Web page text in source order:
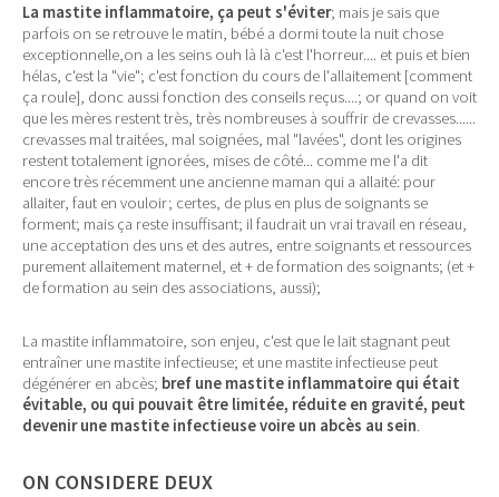
La mastite inflammatoire, ça peut s'éviter; mais je sais que
parfois on se retrouve le matin, bébé a dormi toute la nuit chose
exceptionnelle,on a les seins ouh là là c'est l'horreur.... et puis et bien
hélas, c'est la "vie"; c'est fonction du cours de l'allaitement [comment
ça roule], donc aussi fonction des conseils reçus....; or quand on voit
que les mères restent très, très nombreuses à souffrir de crevasses......
crevasses mal traitées, mal soignées, mal "lavées", dont les origines
restent totalement ignorées, mises de côté... comme me l'a dit
encore très récemment une ancienne maman qui a allaité: pour
allaiter, faut en vouloir; certes, de plus en plus de soignants se
forment; mais ça reste insuffisant; il faudrait un vrai travail en réseau,
une acceptation des uns et des autres, entre soignants et ressources
purement allaitement maternel, et + de formation des soignants; (et +
de formation au sein des associations, aussi);
La mastite inflammatoire, son enjeu, c'est que le lait stagnant peut
entraîner une mastite infectieuse; et une mastite infectieuse peut
dégénérer en abcès; bref une mastite inflammatoire qui était
évitable, ou qui pouvait être limitée, réduite en gravité, peut
devenir une mastite infectieuse voire un abcès au sein.
ON CONSIDERE DEUX